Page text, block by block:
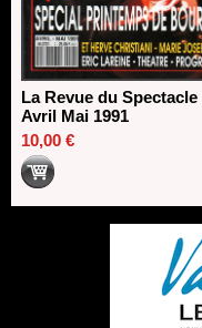
La Revue du Spectacle
Avril Mai 1991
10,00 €